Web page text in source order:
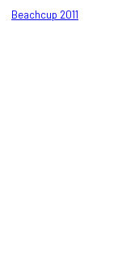
Beachcup 2011